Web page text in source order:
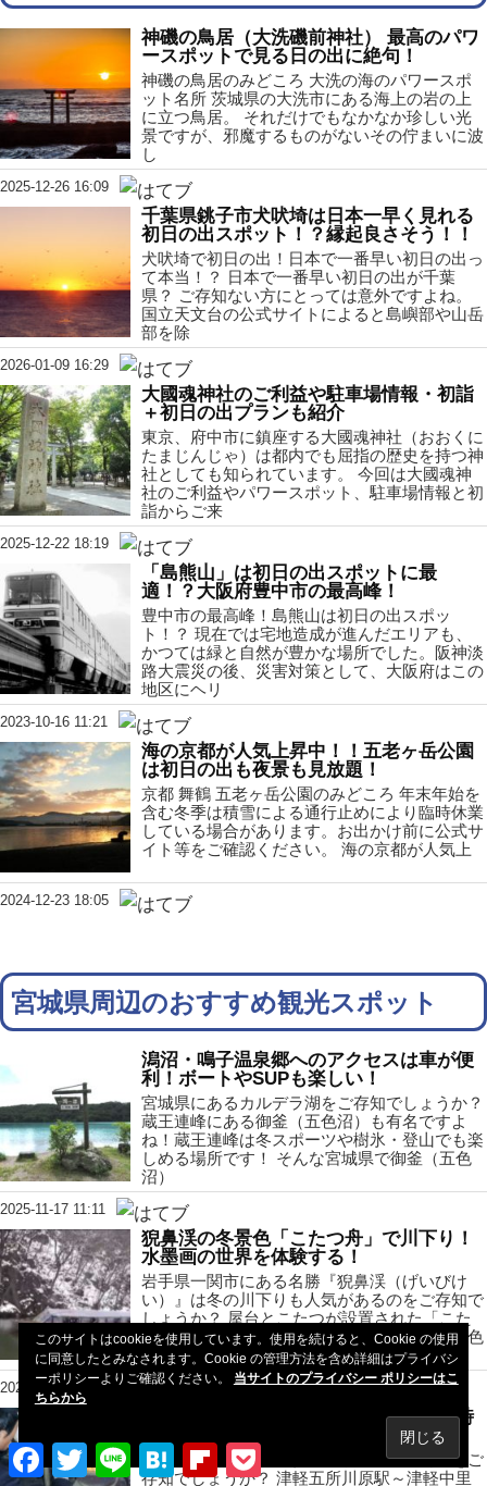
神磯の鳥居（大洗磯前神社） 最高のパワ
ースポットで見る日の出に絶句！
神磯の鳥居のみどころ 大洗の海のパワースポ
ット名所 茨城県の大洗市にある海上の岩の上
に立つ鳥居。 それだけでもなかなか珍しい光
景ですが、邪魔するものがないその佇まいに波
し
2025-12-26 16:09
千葉県銚子市犬吠埼は日本一早く見れる
初日の出スポット！？縁起良さそう！！
犬吠埼で初日の出！日本で一番早い初日の出っ
て本当！？ 日本で一番早い初日の出が千葉
県？ ご存知ない方にとっては意外ですよね。
国立天文台の公式サイトによると島嶼部や山岳
部を除
2026-01-09 16:29
大國魂神社のご利益や駐車場情報・初詣
＋初日の出プランも紹介
東京、府中市に鎮座する大國魂神社（おおくに
たまじんじゃ）は都内でも屈指の歴史を持つ神
社としても知られています。 今回は大國魂神
社のご利益やパワースポット、駐車場情報と初
詣からご来
2025-12-22 18:19
「島熊山」は初日の出スポットに最
適！？大阪府豊中市の最高峰！
豊中市の最高峰！島熊山は初日の出スポッ
ト！？ 現在では宅地造成が進んだエリアも、
かつては緑と自然が豊かな場所でした。阪神淡
路大震災の後、災害対策として、大阪府はこの
地区にヘリ
2023-10-16 11:21
海の京都が人気上昇中！！五老ヶ岳公園
は初日の出も夜景も見放題！
京都 舞鶴 五老ヶ岳公園のみどころ 年末年始を
含む冬季は積雪による通行止めにより臨時休業
している場合があります。お出かけ前に公式サ
イト等をご確認ください。 海の京都が人気上
2024-12-23 18:05
宮城県周辺のおすすめ観光スポット
潟沼・鳴子温泉郷へのアクセスは車が便
利！ボートやSUPも楽しい！
宮城県にあるカルデラ湖をご存知でしょうか？
蔵王連峰にある御釜（五色沼）も有名ですよ
ね！蔵王連峰は冬スポーツや樹氷・登山でも楽
しめる場所です！ そんな宮城県で御釜（五色
沼）
2025-11-17 11:11
猊鼻渓の冬景色「こたつ舟」で川下り！
水墨画の世界を体験する！
岩手県一関市にある名勝『猊鼻渓（げいびけ
い）』は冬の川下りも人気があるのをご存知で
しょうか？ 屋台とこたつが設置された「こた
つ舟」で雪と奇岩が見せる水墨画のような景色
を楽
2022-11-21 11:37
ストーブ列車で冬の津軽観光！最新の時
車内に石炭ストーブが設置されている列車をご
存知でしょうか？ 津軽五所川原駅～津軽中里
Facebook
TwitterLine HatenaFlipboard
このサイトはcookieを使用しています。使用を続けると、Cookie の使用
に同意したとみなされます。Cookie の管理方法を含め詳細はプライバシ
ーポリシーよりご確認ください。 当サイトのプライバシー ポリシーはこ
ちらから